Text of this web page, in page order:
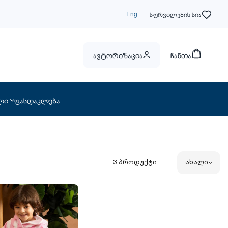
Eng სურვილების სია
ავტორიზაცია ჩანთა
ფასდაკლება
3პროდუქტი ახალი